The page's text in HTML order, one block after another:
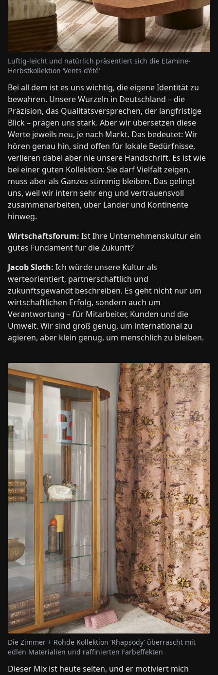
Luftig-leicht und natürlich präsentiert sich die Etamine-
Herbstkollektion ‘Vents d’été’
Bei all dem ist es uns wichtig, die eigene Identität zu
bewahren. Unsere Wurzeln in Deutschland – die
Präzision, das Qualitätsversprechen, der langfristige
Blick – prägen uns stark. Aber wir übersetzen diese
Werte jeweils neu, je nach Markt. Das bedeutet: Wir
hören genau hin, sind offen für lokale Bedürfnisse,
verlieren dabei aber nie unsere Handschrift. Es ist wie
bei einer guten Kollektion: Sie darf Vielfalt zeigen,
muss aber als Ganzes stimmig bleiben. Das gelingt
uns, weil wir intern sehr eng und vertrauensvoll
zusammenarbeiten, über Länder und Kontinente
hinweg.
Wirtschaftsforum: Ist Ihre Unternehmenskultur ein
gutes Fundament für die Zukunft?
Jacob Sloth: Ich würde unsere Kultur als
werteorientiert, partnerschaftlich und
zukunftsgewandt beschreiben. Es geht nicht nur um
wirtschaftlichen Erfolg, sondern auch um
Verantwortung – für Mitarbeiter, Kunden und die
Umwelt. Wir sind groß genug, um international zu
agieren, aber klein genug, um menschlich zu bleiben.
Die Zimmer + Rohde Kollektion ‘Rhapsody’ überrascht mit
edlen Materialien und raffinierten Farbeffekten
Dieser Mix ist heute selten, und er motiviert mich